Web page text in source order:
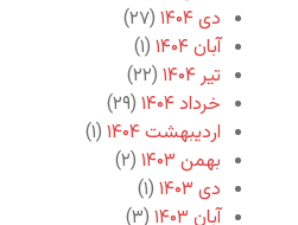
23. بیا تا گل برافشانیم - ایرج بسطامی
24. بیا تا گل برافشانیم - تکرار - ایرج بسطامی
25. طالع اگر مدد دهد - ایرج بسطامی
26. گلعذار - ایرج بسطامی
دی ۱۴۰۴
(۲۷)
آبان ۱۴۰۴
(۱)
تیر ۱۴۰۴
(۲۲)
خرداد ۱۴۰۴
(۲۹)
اردیبهشت ۱۴۰۴
(۱)
بهمن ۱۴۰۳
(۲)
دی ۱۴۰۳
(۱)
آبان ۱۴۰۳
(۳)